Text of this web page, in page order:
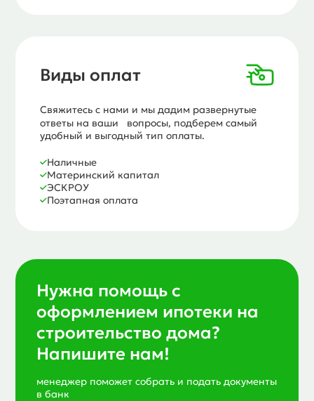
Виды оплат
Свяжитесь с нами и мы дадим развернутые
ответы на ваши вопросы, подберем самый
удобный и выгодный тип оплаты.
Наличные
Материнский капитал
ЭСКРОУ
Поэтапная оплата
Нужна помощь с
оформлением ипотеки на
строительство дома?
Напишите нам!
менеджер поможет собрать и подать документы
в банк